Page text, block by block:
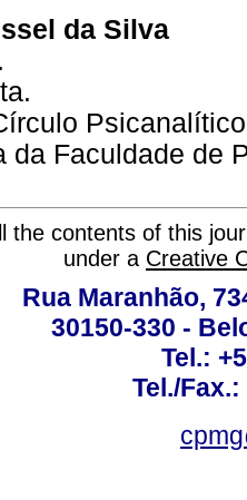
da Silva
da Faculdade de
the contents of this
under a Creative
Rua Maranhão,
30150-330 -
Tel.:
Tel./Fax.: